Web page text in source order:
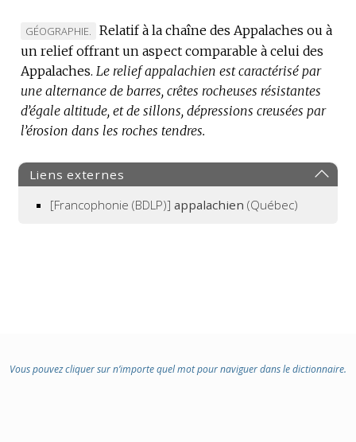
MARQUE
DE
DOMAINE
:
GÉOGRAPHIE.
Relatif à la chaîne des Appalaches ou à
un relief offrant un aspect comparable à celui des
Appalaches. Le relief appalachien est caractérisé par
une alternance de barres, crêtes rocheuses résistantes
d’égale altitude, et de sillons, dépressions creusées par
l’érosion dans les roches tendres.
Liens externes
[Francophonie (BDLP)] appalachien (Québec)
Vous pouvez cliquer sur n’importe quel mot pour naviguer dans le dictionnaire.